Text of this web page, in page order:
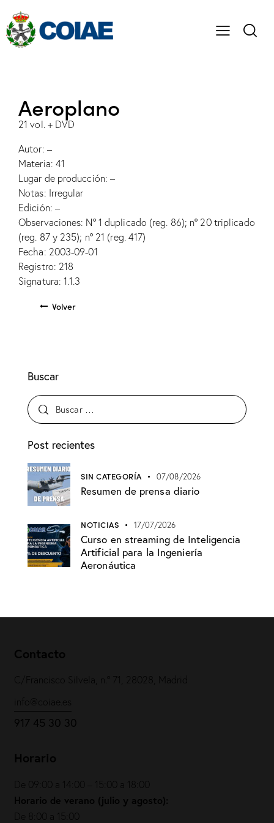
Aeroplano
21 vol. + DVD
Autor: –
Materia: 41
Lugar de producción: –
Notas: Irregular
Edición: –
Observaciones: Nº 1 duplicado (reg. 86); nº 20 triplicado
(reg. 87 y 235); nº 21 (reg. 417)
Fecha: 2003-09-01
Registro: 218
Signatura: 1.1.3
Volver
Buscar
Post recientes
SIN CATEGORÍA 07/08/2026
Resumen de prensa diario
NOTICIAS 17/07/2026
Curso en streaming de Inteligencia
Artificial para la Ingeniería
Aeronáutica
Contacto
C/Francisco Silvela, n.º 71, 28028, Madrid
info@coiae.es
917 45 30 30
Horario
De 09:00 a 14:00 – 15:00 a 18:00
Horario de verano (julio y agosto):
De 8:00 a 15:00